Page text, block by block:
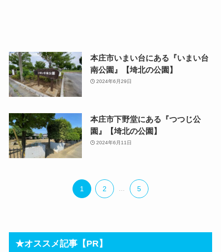
本庄市いまい台にある『いまい台
南公園』【埼北の公園】
2024年6月29日
本庄市下野堂にある『つつじ公
園』【埼北の公園】
2024年6月11日
1 2 ... 5
★オススメ記事【PR】